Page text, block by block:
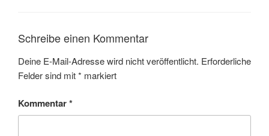
Schreibe einen Kommentar
Deine E-Mail-Adresse wird nicht veröffentlicht. Erforderliche
Felder sind mit* markiert
Kommentar*